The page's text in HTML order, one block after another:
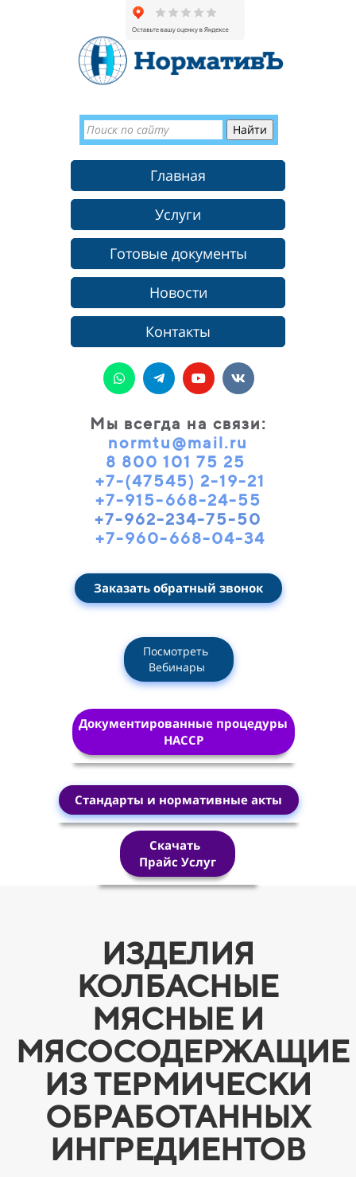
Главная
Услуги
Готовые документы
Новости
Контакты
Мы всегда на связи:
normtu@mail.ru
8 800 101 75 25
+7-(47545) 2-19-21
+7-915-668-24-55
+7-962-234-75-50
+7-960-668-04-34
Заказать обратный звонок
Посмотреть
Вебинары
Скачать
Прайс Услуг
Документированные процедуры
HACCP
Стандарты и нормативные акты
ИЗДЕЛИЯ
КОЛБАСНЫЕ
МЯСНЫЕ И
МЯСОСОДЕРЖАЩИЕ
ИЗ ТЕРМИЧЕСКИ
ОБРАБОТАННЫХ
ИНГРЕДИЕНТОВ